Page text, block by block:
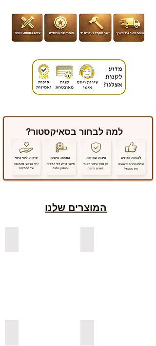
למה לבחור בסאיקסטור?
המוצרים שלנו